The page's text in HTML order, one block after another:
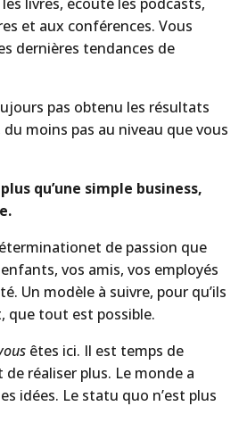
et aux conférences. Vous
dernières tendances de
pas obtenu les résultats
moins pas au niveau que vous
qu’une simple business,
de passion que
vos amis, vos employés
Un modèle à suivre, pour qu’ils
que tout est possible.
êtes ici. Il est temps de
réaliser plus. Le monde a
idées. Le statu quo n’est plus